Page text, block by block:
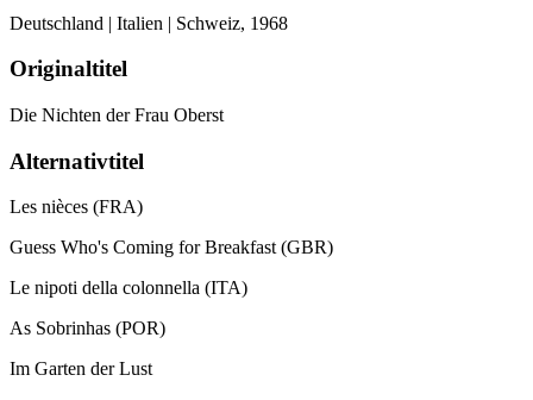
Deutschland | Italien | Schweiz, 1968
Originaltitel
Die Nichten der Frau Oberst
Alternativtitel
Les nièces (FRA)
Guess Who's Coming for Breakfast (GBR)
Le nipoti della colonnella (ITA)
As Sobrinhas (POR)
Im Garten der Lust